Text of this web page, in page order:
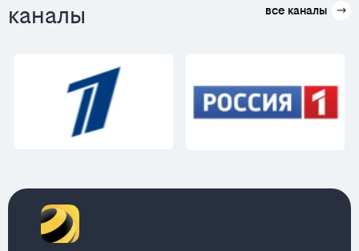
каналы все каналы